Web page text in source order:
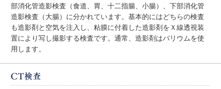
部消化管造影検査（食道、胃、十二指腸、小腸）、下部消化管
造影検査（大腸）に分かれています。基本的にはどちらの検査
も造影剤と空気を注入し、粘膜に付着した造影剤をＸ線透視装
置により写し撮影する検査です。通常、造影剤はバリウムを使
用します。